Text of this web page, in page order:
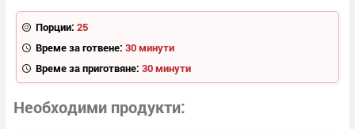
Порции: 25
Време за готвене: 30 минути
Време за приготвяне: 30 минути
Необходими продукти